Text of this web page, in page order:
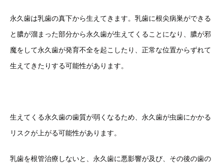
永久歯は乳歯の真下から生えてきます。乳歯に根尖病巣ができる
と膿が溜まった部分から永久歯が生えてくることになり、膿が邪
魔をして永久歯が発育不全を起こしたり、正常な位置からずれて
生えてきたりする可能性があります。
生えてくる永久歯の歯質が弱くなるため、永久歯が虫歯にかかる
リスクが上がる可能性があります。
乳歯を根管治療しないと、永久歯に悪影響が及び、その後の歯の